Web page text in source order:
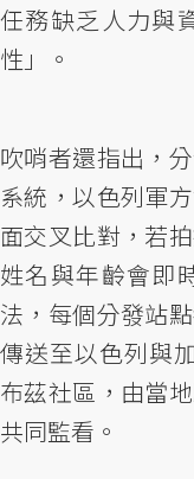
任務缺乏人力與
性」。
吹哨者還指出，
系統，以色列軍
面交叉比對，若
姓名與年齡會即
法，每個分發站
傳送至以色列與
布茲社區，由當
共同監看。